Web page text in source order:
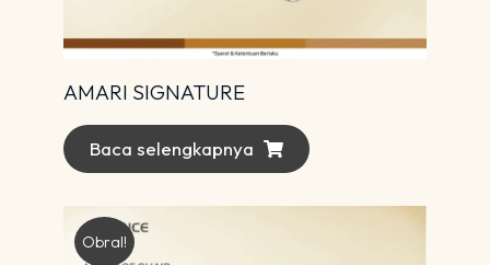
AMARI SIGNATURE
Baca selengkapnya
Obral!